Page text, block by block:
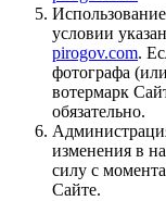
условии
pirogov.com.
фотографа
вотермарк
обязательно.
изменения в
силу с
Сайте.